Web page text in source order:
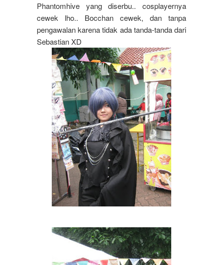
Phantomhive yang diserbu.. cosplayernya
cewek lho.. Bocchan cewek, dan tanpa
pengawalan karena tidak ada tanda-tanda dari
Sebastian XD